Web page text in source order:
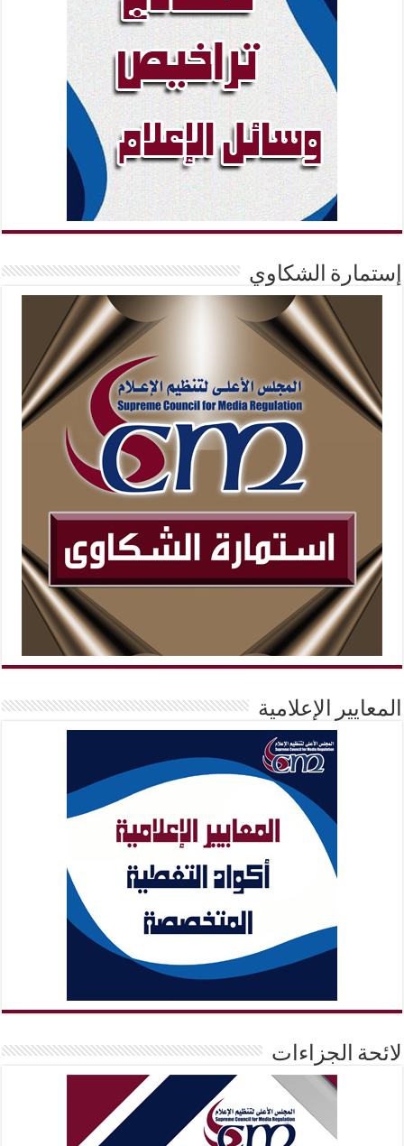
إستمارة الشكاوي
المعايير الإعلامية
لائحة الجزاءات